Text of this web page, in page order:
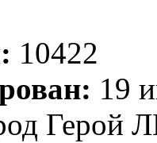
10422
19
Герой